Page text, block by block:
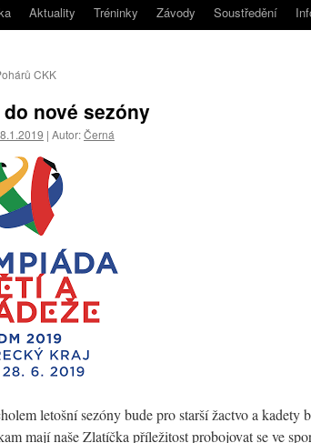
Aktuality Tréninky Závody Soustředění
CKK
nové sezóny
| Autor:Černá
letošní sezóny bude pro starší žactvo a kadety
mají naše Zlatíčka příležitost probojovat se ve